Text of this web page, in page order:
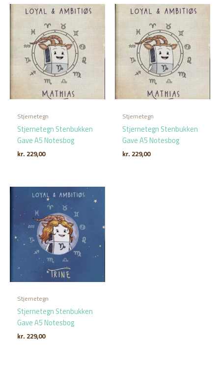
Stjernetegn
Stjernetegn Stenbukken
Gave A5 Notesbog
kr. 229,00
Stjernetegn
Stjernetegn Stenbukken
Gave A5 Notesbog
kr. 229,00
Stjernetegn
Stjernetegn Stenbukken
Gave A5 Notesbog
kr. 229,00